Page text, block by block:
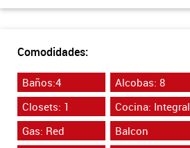
Comodidades:
Baños:4
Alcobas: 8
Closets: 1
Cocina: Integral
Gas: Red
Balcon